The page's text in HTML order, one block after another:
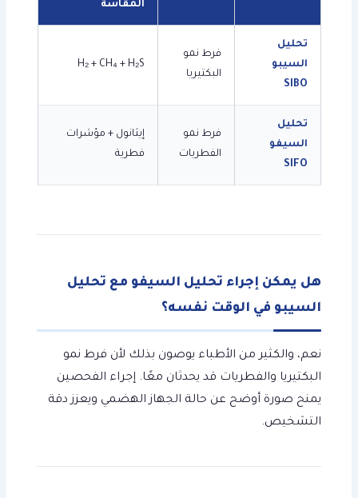
المقاسة
تحليل
السيبو
SIBO
فرط نمو
البكتيريا
H₂ + CH₄ + H₂S
تحليل
السيفو
SIFO
فرط نمو
الفطريات
إيثانول + مؤشرات
فطرية
هل يمكن إجراء تحليل السيفو مع تحليل
السيبو في الوقت نفسه؟
نعم، والكثير من الأطباء يوصون بذلك لأن فرط نمو
البكتيريا والفطريات قد يحدثان معًا. إجراء الفحصين
يمنح صورة أوضح عن حالة الجهاز الهضمي ويعزز دقة
التشخيص.